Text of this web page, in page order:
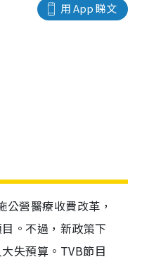
用 App 睇文
營醫療收費改革，
。不過，新政策下
失預算。TVB節目